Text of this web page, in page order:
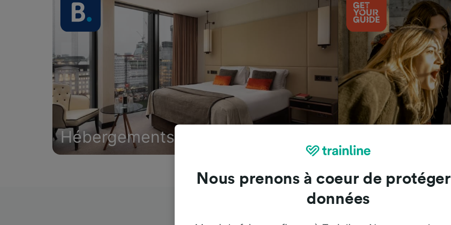
Hébergements
Trainline : l'avis de nos clients
Nous prenons à coeur de
données